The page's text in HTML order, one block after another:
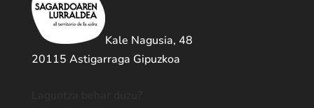
Kale Nagusia, 48
20115 Astigarraga Gipuzkoa